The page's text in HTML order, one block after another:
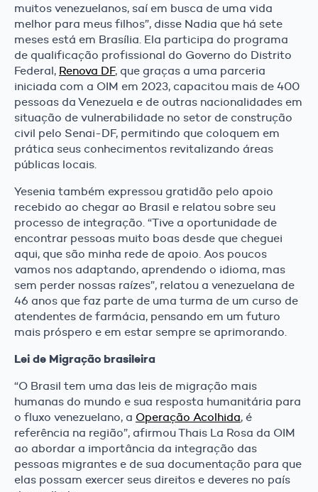
muitos venezuelanos, saí em busca de uma vida
melhor para meus filhos”, disse Nadia que há sete
meses está em Brasília. Ela participa do programa
de qualificação profissional do Governo do Distrito
Federal, Renova DF, que graças a uma parceria
iniciada com a OIM em 2023, capacitou mais de 400
pessoas da Venezuela e de outras nacionalidades em
situação de vulnerabilidade no setor de construção
civil pelo Senai-DF, permitindo que coloquem em
prática seus conhecimentos revitalizando áreas
públicas locais.
Yesenia também expressou gratidão pelo apoio
recebido ao chegar ao Brasil e relatou sobre seu
processo de integração. “Tive a oportunidade de
encontrar pessoas muito boas desde que cheguei
aqui, que são minha rede de apoio. Aos poucos
vamos nos adaptando, aprendendo o idioma, mas
sem perder nossas raízes”, relatou a venezuelana de
46 anos que faz parte de uma turma de um curso de
atendentes de farmácia, pensando em um futuro
mais próspero e em estar sempre se aprimorando.
Lei de Migração brasileira
“O Brasil tem uma das leis de migração mais
humanas do mundo e sua resposta humanitária para
o fluxo venezuelano, a Operação Acolhida, é
referência na região”, afirmou Thais La Rosa da OIM
ao abordar a importância da integração das
pessoas migrantes e de sua documentação para que
elas possam exercer seus direitos e deveres no país